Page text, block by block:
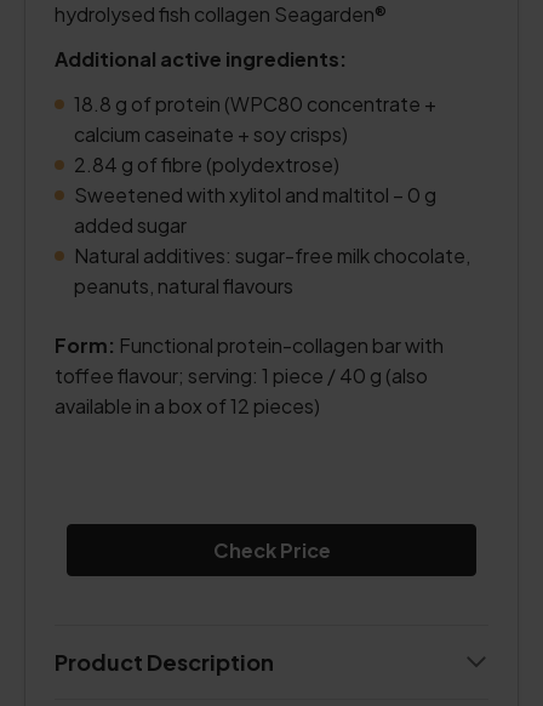
hydrolysed fish collagen Seagarden®
Additional active ingredients:
18.8 g of protein (WPC80 concentrate +
calcium caseinate + soy crisps)
2.84 g of fibre (polydextrose)
Sweetened with xylitol and maltitol – 0 g
added sugar
Natural additives: sugar-free milk chocolate,
peanuts, natural flavours
Form: Functional protein-collagen bar with
toffee flavour; serving: 1 piece / 40 g (also
available in a box of 12 pieces)
Check Price
Product Description